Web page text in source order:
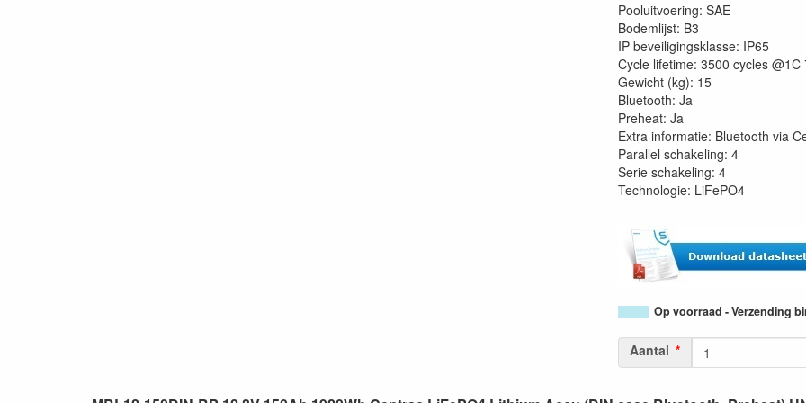
Pooluitvoering: SAE
Bodemlijst: B3
IP beveiligingsklasse: IP65
Cycle lifetime: 3500 cycles @1C
Gewicht (kg): 15
Bluetooth: Ja
Preheat: Ja
Extra informatie: Bluetooth via
Parallel schakeling: 4
Serie schakeling: 4
Technologie: LiFePO4
Op voorraad - Verzending
Aantal